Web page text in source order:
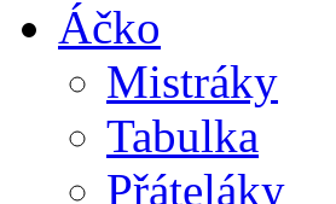
Áčko
Mistráky
Tabulka
Přáteláky